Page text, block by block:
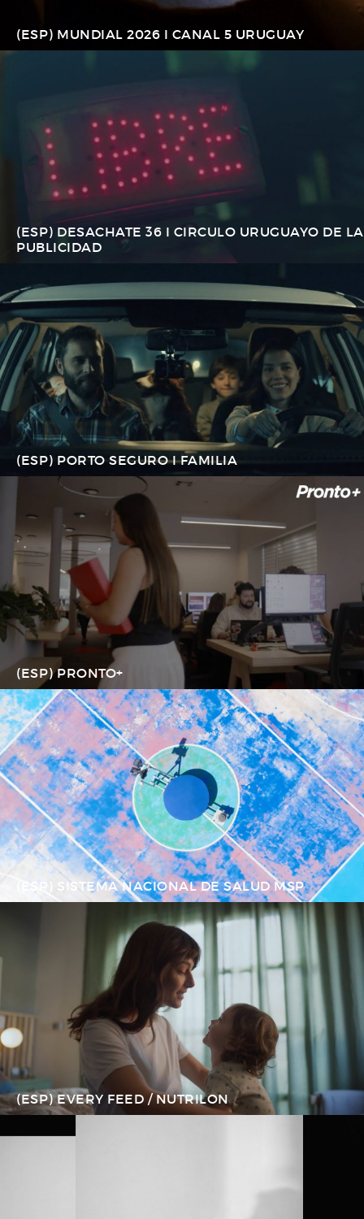
(ESP) MUNDIAL 2026 I CANAL 5 URUGUAY
(ESP) DESACHATE 36 I CIRCULO URUGUAYO DE LA
PUBLICIDAD
(ESP) PORTO SEGURO I FAMILIA
(ESP) PRONTO+
(ESP) SISTEMA NACIONAL DE SALUD MSP
(ESP) EVERY FEED / NUTRILON